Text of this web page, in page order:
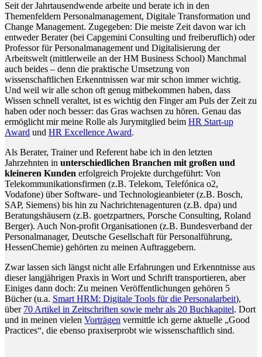
Seit der Jahrtausendwende arbeite und berate ich in den
Themenfeldern Personalmanagement, Digitale Transformation und
Change Management. Zugegeben: Die meiste Zeit davon war ich
entweder Berater (bei Capgemini Consulting und freiberuflich) oder
Professor für Personalmanagement und Digitalisierung der
Arbeitswelt (mittlerweile an der HM Business School) Manchmal
auch beides – denn die praktische Umsetzung von
wissenschaftlichen Erkenntnissen war mir schon immer wichtig.
Und weil wir alle schon oft genug mitbekommen haben, dass
Wissen schnell veraltet, ist es wichtig den Finger am Puls der Zeit zu
haben oder noch besser: das Gras wachsen zu hören. Genau das
ermöglicht mir meine Rolle als Jurymitglied beim HR Start-up
Award und HR Excellence Award.
Als Berater, Trainer und Referent habe ich in den letzten
Jahrzehnten in unterschiedlichen Branchen mit großen und
kleineren Kunden erfolgreich Projekte durchgeführt: Von
Telekommunikationsfirmen (z.B. Telekom, Telefónica o2,
Vodafone) über Software- und Technologieanbieter (z.B. Bosch,
SAP, Siemens) bis hin zu Nachrichtenagenturen (z.B. dpa) und
Beratungshäusern (z.B. goetzpartners, Porsche Consulting, Roland
Berger). Auch Non-profit Organisationen (z.B. Bundesverband der
Personalmanager, Deutsche Gesellschaft für Personalführung,
HessenChemie) gehörten zu meinen Auftraggebern.
Zwar lassen sich längst nicht alle Erfahrungen und Erkenntnisse aus
dieser langjährigen Praxis in Wort und Schrift transportieren, aber
Einiges dann doch: Zu meinen Veröffentlichungen gehören 5
Bücher (u.a. Smart HRM: Digitale Tools für die Personalarbeit),
über 70 Artikel in Zeitschriften sowie mehr als 20 Buchkapitel. Dort
und in meinen vielen Vorträgen vermittle ich gerne aktuelle „Good
Practices“, die ebenso praxiserprobt wie wissenschaftlich sind.